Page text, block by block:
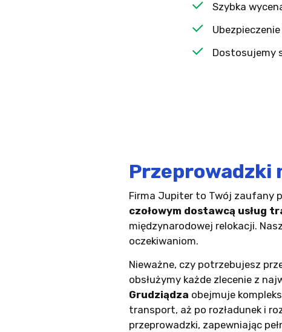
Szybka
Dostosujemy
Przeprowadzki
Firma Jupiter to Twój zaufany
czołowym dostawcą usług
międzynarodowej relokacji.
oczekiwaniom.
Nieważne, czy potrzebujesz
obsłużymy każde zlecenie z
Grudziądza obejmuje
transport, aż po rozładunek i
przeprowadzki, zapewniając